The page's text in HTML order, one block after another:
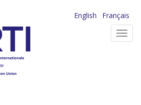
English
Français